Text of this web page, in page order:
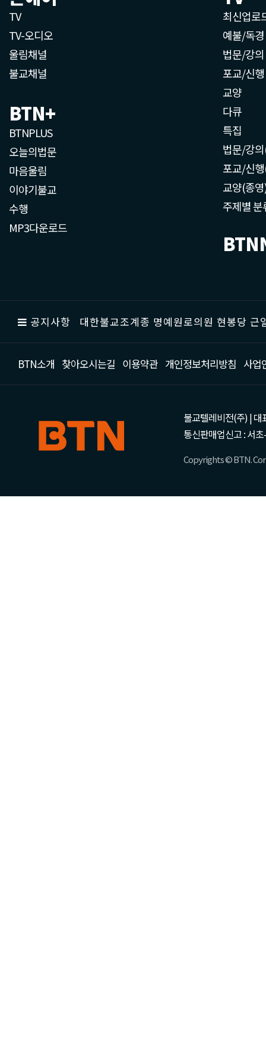
TV
TV-오디오
울림채널
불교채널
BTN+
BTNPLUS
오늘의법문
마음울림
이야기불교
수행
MP3다운로드
최신업로
예불/독경
법문/강의
포교/신행
교양
다큐
특집
법문/강
포교/신
교양(종
주제별 분
공지사항 대한불교조계종 명예원로의원 현봉당
BTN소개 찾아오시는길 이용약관 개인정보처리방침 사업
불교텔레비전(주) | 대
통신판매업신고 : 서
Copyrights © BTN.